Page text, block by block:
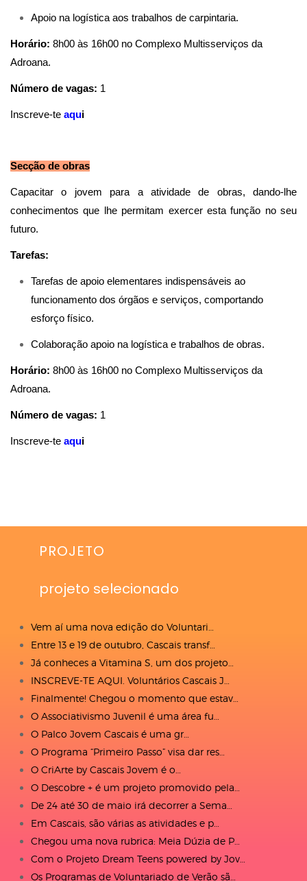
Apoio na logística aos trabalhos de carpintaria.
Horário: 8h00 às 16h00 no Complexo Multisserviços da
Adroana.
Número de vagas: 1
Inscreve-te aqui
Secção de obras
Capacitar o jovem para a atividade de obras, dando-lhe
conhecimentos que lhe permitam exercer esta função no seu
futuro.
Tarefas:
Tarefas de apoio elementares indispensáveis ao
funcionamento dos órgãos e serviços, comportando
esforço físico.
Colaboração apoio na logística e trabalhos de obras.
Horário: 8h00 às 16h00 no Complexo Multisserviços da
Adroana.
Número de vagas: 1
Inscreve-te aqui
PROJETO
projeto selecionado
Vem aí uma nova edição do Voluntari…
Entre 13 e 19 de outubro, Cascais transf…
Já conheces a Vitamina S, um dos projeto…
INSCREVE-TE AQUI. Voluntários Cascais J…
Finalmente! Chegou o momento que estav…
O Associativismo Juvenil é uma área fu…
O Palco Jovem Cascais é uma gr…
O Programa “Primeiro Passo” visa dar res…
O CriArte by Cascais Jovem é o…
O Descobre + é um projeto promovido pela…
De 24 até 30 de maio irá decorrer a Sema…
Em Cascais, são várias as atividades e p…
Chegou uma nova rubrica: Meia Dúzia de P…
Com o Projeto Dream Teens powered by Jov…
Os Programas de Voluntariado de Verão sã…